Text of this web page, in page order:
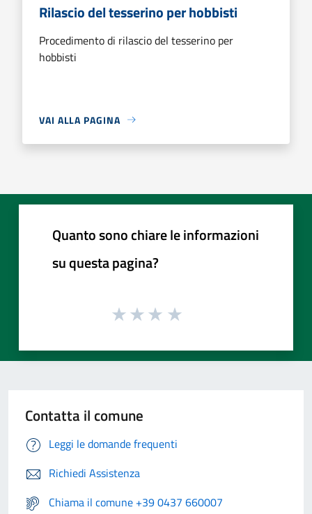
Rilascio del tesserino per hobbisti
Procedimento di rilascio del tesserino per
hobbisti
VAI ALLA PAGINA
Quanto sono chiare le informazioni
su questa pagina?
Contatta il comune
Leggi le domande frequenti
Richiedi Assistenza
Chiama il comune +39 0437 660007